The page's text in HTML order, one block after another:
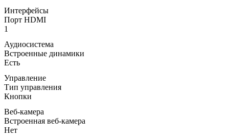
Интерфейсы
Порт HDMI
1
Аудиосистема
Встроенные динамики
Есть
Управление
Тип управления
Кнопки
Веб-камера
Встроенная веб-камера
Нет